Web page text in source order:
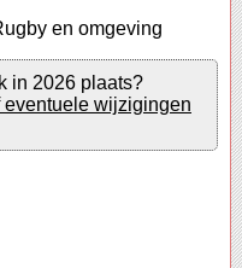
en omgeving
in 2026 plaats?
wijzigingen